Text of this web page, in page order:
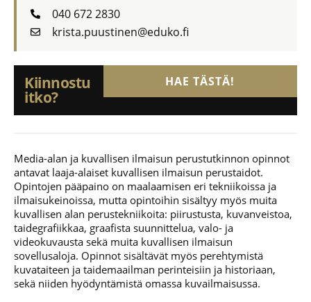
040 672 2830
krista.puustinen@eduko.fi
Kiinnostu
itko?
HAE TÄSTÄ!
Media-alan ja kuvallisen ilmaisun perustutkinnon opinnot
antavat laaja-alaiset kuvallisen ilmaisun perustaidot.
Opintojen pääpaino on maalaamisen eri tekniikoissa ja
ilmaisukeinoissa, mutta opintoihin sisältyy myös muita
kuvallisen alan perustekniikoita: piirustusta, kuvanveistoa,
taidegrafiikkaa, graafista suunnittelua, valo- ja
videokuvausta sekä muita kuvallisen ilmaisun
sovellusaloja. Opinnot sisältävät myös perehtymistä
kuvataiteen ja taidemaailman perinteisiin ja historiaan,
sekä niiden hyödyntämistä omassa kuvailmaisussa.